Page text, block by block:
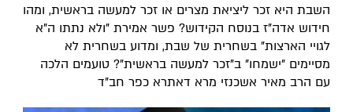
השבת היא זכר ליציאת מצרים או זכר למעשה בראשית, ומהו
חידוש אדה"ז בנוסח הקידוש? פשר אמירת "ולא נתתו ה"א
לגויי הארצות" בשחרית של שבת, ומדוע בשחרית לא
מסיימים "ישמחו" ב"זכר למעשה בראשית"? טועמים הלכה
עם הרב מאיר אשכנזי מרא דאתרא כפר חב"ד